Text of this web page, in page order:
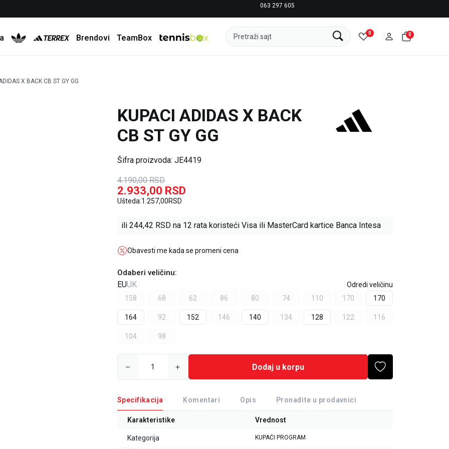
063 297 605
Brendovi TeamBox Pretraži sajt 0 0
X BACK CB ST GY GG
KUPACI ADIDAS X BACK
CB ST GY GG
Šifra proizvoda: JE4419
4.190,00 RSD
2.933,00 RSD
Ušteda:1.257,00RSD
ili 244,42 RSD na 12 rata koristeći Visa ili MasterCard kartice Banca Intesa
Obavesti me kada se promeni cena
Odaberi veličinu:
EUUK
Odredi veličinu
158
68 62 86 80 74 110 170 170
164 92 152 146 140 134 128 122 116
104 98
Dodaj u korpu
Specifikacija Komentari Opis Pronađite u prodavnici
Karakteristike Vrednost
Kategorija KUPAĆI PROGRAM